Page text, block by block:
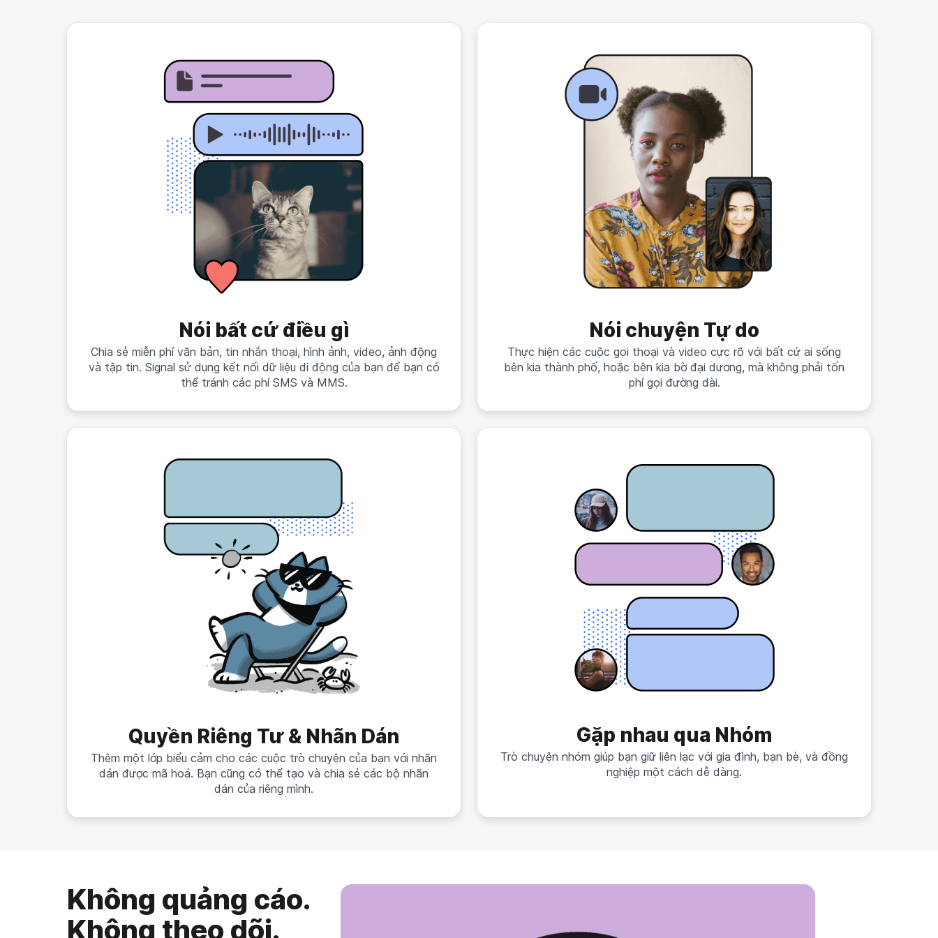
Nói bất cứ điều gì
Chia sẻ miễn phí văn bản, tin nhắn thoại, hình ảnh, video, ảnh động
và tập tin. Signal sử dụng kết nối dữ liệu di động của bạn để bạn có
thể tránh các phí SMS và MMS.
Nói chuyện Tự do
Thực hiện các cuộc gọi thoại và video cực rõ với bất cứ ai sống
bên kia thành phố, hoặc bên kia bờ đại dương, mà không phải tốn
phí gọi đường dài.
Quyền Riêng Tư & Nhãn Dán
Thêm một lớp biểu cảm cho các cuộc trò chuyện của bạn với nhãn
dán được mã hoá. Bạn cũng có thể tạo và chia sẻ các bộ nhãn
dán của riêng mình.
Gặp nhau qua Nhóm
Trò chuyện nhóm giúp bạn giữ liên lạc với gia đình, bạn bè, và đồng
nghiệp một cách dễ dàng.
Không quảng cáo.
Không theo dõi.